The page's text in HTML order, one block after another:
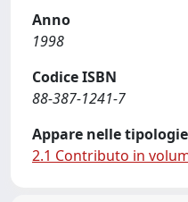
Anno
1998
Codice ISBN
88-387-1241-7
Appare nelle
2.1 Contributo in